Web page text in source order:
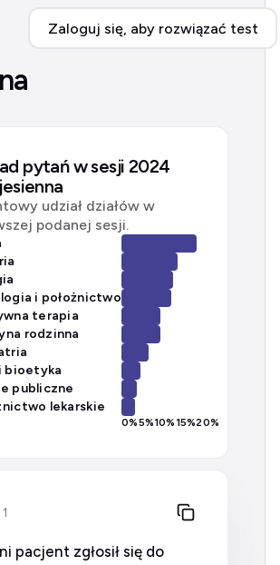
Zaloguj się, aby rozwiązać test
pytań w sesji 2024
udział działów w
podanej sesji.
i położnictwo
terapia
rodzinna
bioetyka
publiczne
lekarskie
0%5%10%15%20%
pacjent zgłosił się do